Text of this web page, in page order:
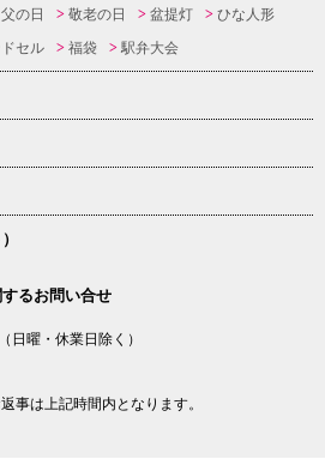
父の日 敬老の日 盆提灯
ひな人形
セル 福袋 駅弁大会
るお問い合せ
日曜・休業日除く）
事は上記時間内となります。